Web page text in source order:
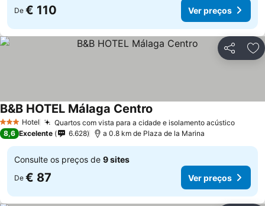
De € 110 Ver preços
Partilhar
3 EstrelasHotel Quartos com vista para a cidade e isolamento acústico
B&B HOTEL Málaga Centro
8,6 Excelente 6.628 a 0.8 km de Plaza de la Marina
Consulte os preços de 9 sites
De € 87 Ver preços